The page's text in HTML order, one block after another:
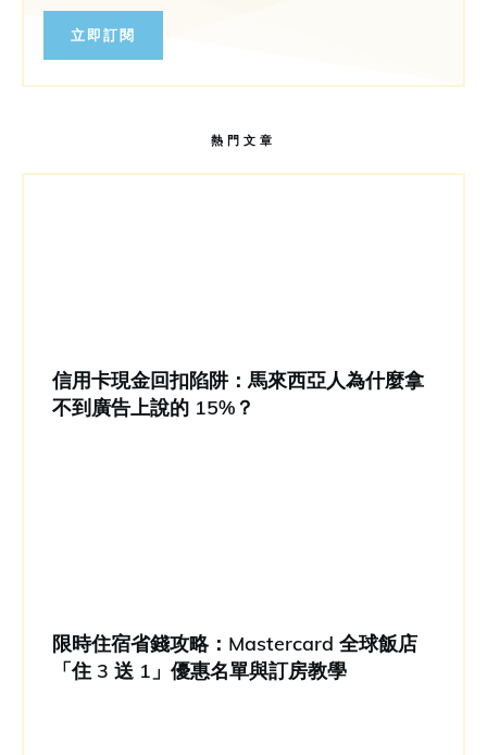
立即訂閱
熱門文章
信用卡現金回扣陷阱：馬來西亞人為什麼拿
不到廣告上說的 15%？
限時住宿省錢攻略：Mastercard 全球飯店
「住 3 送 1」優惠名單與訂房教學